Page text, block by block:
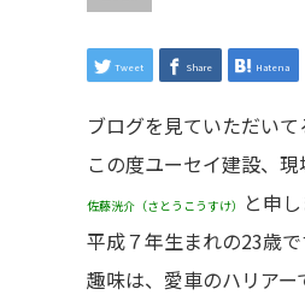
Tweet Share Hatena
ブログを見ていただい
この度ユーセイ建設、
佐藤洸介（さとうこうすけ）
と申
平成７年生まれの23歳で
趣味は、愛車のハリア